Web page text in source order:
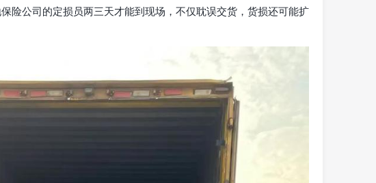
险公司的定损员两三天才能到现场，不仅耽误交货，货损还可能扩